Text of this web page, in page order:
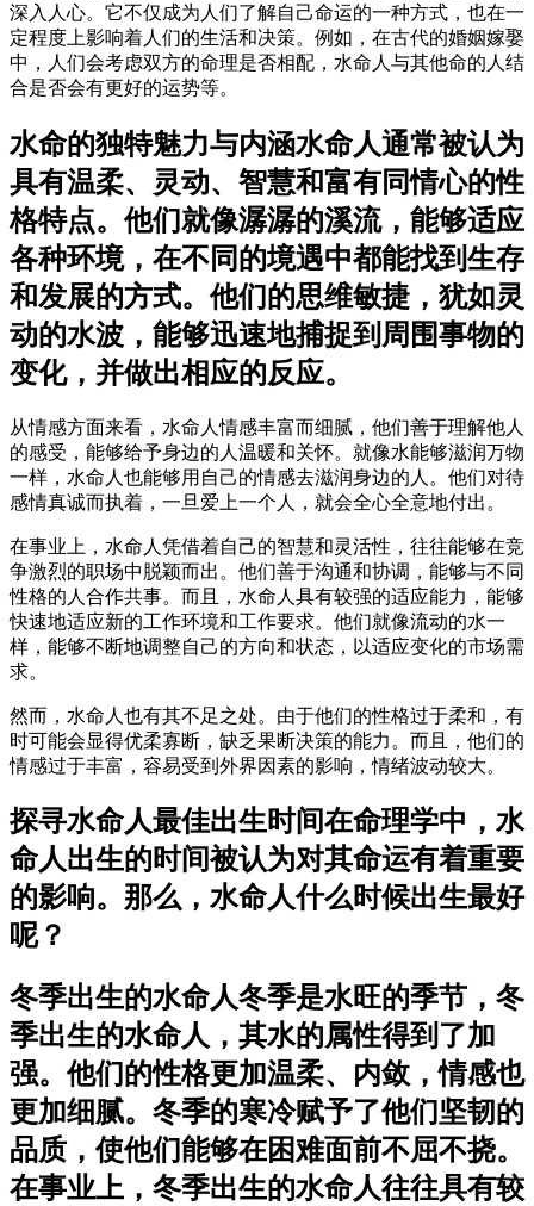
深入人心。它不仅成为人们了解自己命运的一种方式，也在一
定程度上影响着人们的生活和决策。例如，在古代的婚姻嫁娶
中，人们会考虑双方的命理是否相配，水命人与其他命的人结
合是否会有更好的运势等。
水命的独特魅力与内涵水命人通常被认为
具有温柔、灵动、智慧和富有同情心的性
格特点。他们就像潺潺的溪流，能够适应
各种环境，在不同的境遇中都能找到生存
和发展的方式。他们的思维敏捷，犹如灵
动的水波，能够迅速地捕捉到周围事物的
变化，并做出相应的反应。
从情感方面来看，水命人情感丰富而细腻，他们善于理解他人
的感受，能够给予身边的人温暖和关怀。就像水能够滋润万物
一样，水命人也能够用自己的情感去滋润身边的人。他们对待
感情真诚而执着，一旦爱上一个人，就会全心全意地付出。
在事业上，水命人凭借着自己的智慧和灵活性，往往能够在竞
争激烈的职场中脱颖而出。他们善于沟通和协调，能够与不同
性格的人合作共事。而且，水命人具有较强的适应能力，能够
快速地适应新的工作环境和工作要求。他们就像流动的水一
样，能够不断地调整自己的方向和状态，以适应变化的市场需
求。
然而，水命人也有其不足之处。由于他们的性格过于柔和，有
时可能会显得优柔寡断，缺乏果断决策的能力。而且，他们的
情感过于丰富，容易受到外界因素的影响，情绪波动较大。
探寻水命人最佳出生时间在命理学中，水
命人出生的时间被认为对其命运有着重要
的影响。那么，水命人什么时候出生最好
呢？
冬季出生的水命人冬季是水旺的季节，冬
季出生的水命人，其水的属性得到了加
强。他们的性格更加温柔、内敛，情感也
更加细腻。冬季的寒冷赋予了他们坚韧的
品质，使他们能够在困难面前不屈不挠。
在事业上，冬季出生的水命人往往具有较